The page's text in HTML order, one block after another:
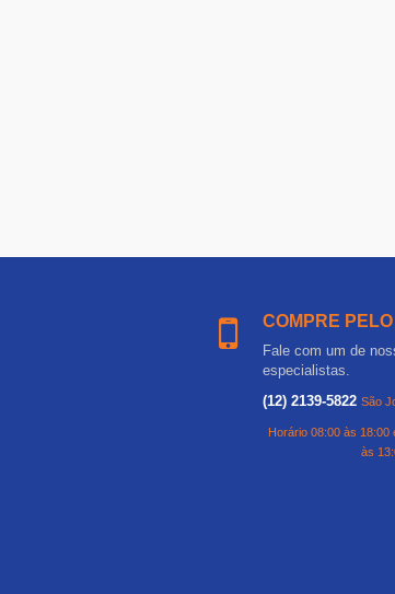
COMPRE
Fale com um de
especialistas.
(12) 2139-5822 São
Horário 08:00 às 18:00
às